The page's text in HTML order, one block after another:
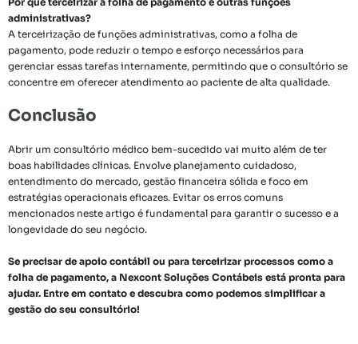
administrativas?
A terceirização de funções administrativas, como a folha de
pagamento, pode reduzir o tempo e esforço necessários para
gerenciar essas tarefas internamente, permitindo que o consultório se
concentre em oferecer atendimento ao paciente de alta qualidade.
Conclusão
Abrir um consultório médico bem-sucedido vai muito além de ter
boas habilidades clínicas. Envolve planejamento cuidadoso,
entendimento do mercado, gestão financeira sólida e foco em
estratégias operacionais eficazes. Evitar os erros comuns
mencionados neste artigo é fundamental para garantir o sucesso e a
longevidade do seu negócio.
Se precisar de apoio contábil ou para terceirizar processos como a
folha de pagamento, a Nexcont Soluções Contábeis está pronta para
ajudar. Entre em contato e descubra como podemos simplificar a
gestão do seu consultório!